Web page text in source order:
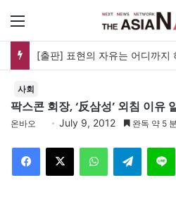
사회
팍스콘 회장, ‘反삼성’ 외침 이유
온바오 July 9, 2012 완독 약 5
Telegram